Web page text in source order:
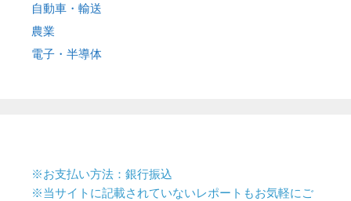
自動車・輸送
農業
電子・半導体
※お支払い方法：銀行振込
※当サイトに記載されていないレポートもお気軽にご